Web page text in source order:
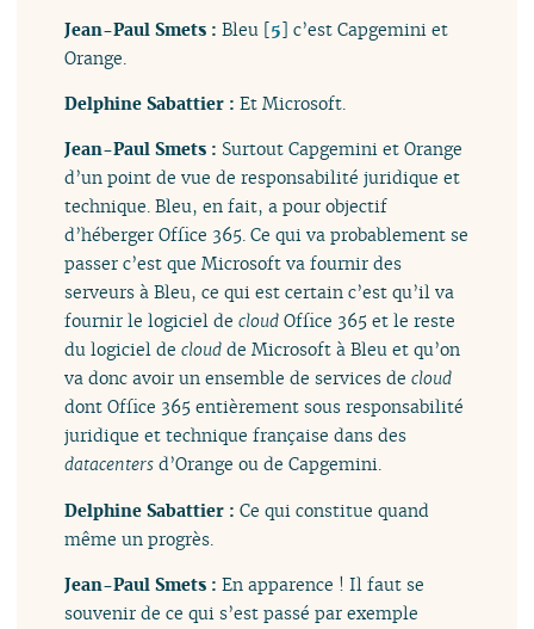
Jean-Paul Smets :Bleu [5] c’est Capgemini et
Orange.
Delphine Sabattier :Et Microsoft.
Jean-Paul Smets : Surtout Capgemini et Orange
d’un point de vue de responsabilité juridique et
technique. Bleu, en fait, a pour objectif
d’héberger Office 365. Ce qui va probablement se
passer c’est que Microsoft va fournir des
serveurs à Bleu, ce qui est certain c’est qu’il va
fournir le logiciel decloud Office 365 et le reste
du logiciel decloud de Microsoft à Bleu et qu’on
va donc avoir un ensemble de services decloud
dont Office 365 entièrement sous responsabilité
juridique et technique française dans des
datacenters d’Orange ou de Capgemini.
Delphine Sabattier :Ce qui constitue quand
même un progrès.
Jean-Paul Smets :En apparence ! Il faut se
souvenir de ce qui s’est passé par exemple